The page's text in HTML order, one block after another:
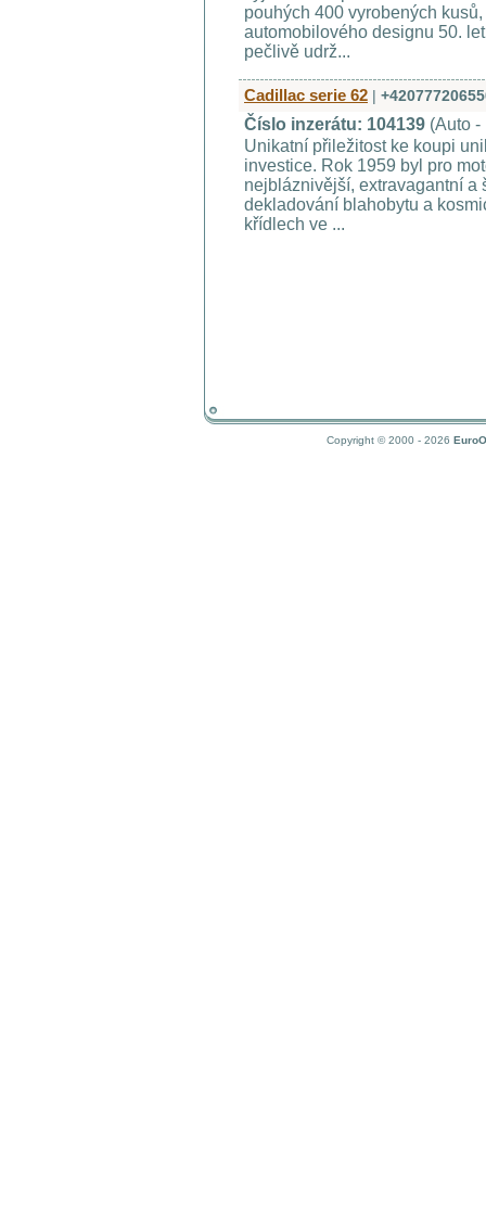
pouhých 400 vyrobených
automobilového designu 50.
pečlivě udrž...
Cadillac serie 62 |
Číslo inzerátu: 104139 (Auto -
Unikatní přiležitost ke koupi
investice. Rok 1959 byl pro
nejbláznivější, extravagantní a
dekladování blahobytu a
křídlech ve ...
Copyright © 2000 - 2026